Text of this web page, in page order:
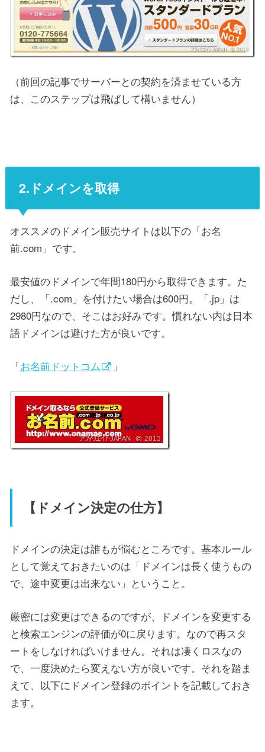
（前回の記事でサーバーとの契約を済ませている方
は、このステップは飛ばして構いません）
2.ドメインを取得
オススメのドメイン販売サイトは以下の「お名
前.com」です。
最安値のドメインで年間180円から取得できます。た
だし、「.com」を付けたい場合は600円。「.jp」は
2980円なので、そこはお好みです。慣れない内は日本
語ドメインは避けた方が良いです。
「お名前ドットコム 」
【ドメイン決定の仕方】
ドメインの決定は誰もが悩むところです。基本ルール
として覚えておきたいのは「ドメインは長く使うもの
で、途中変更は出来ない」ということ。
厳密には変更はできるのですが、ドメインを変更する
と検索エンジンの評価が0に戻ります。なので再スタ
ートをしなければいけません。それは凄くロスなの
で、一度決めたら変えない方が良いです。それを踏ま
えて、以下にドメイン登録のポイントを記載しておき
ます。